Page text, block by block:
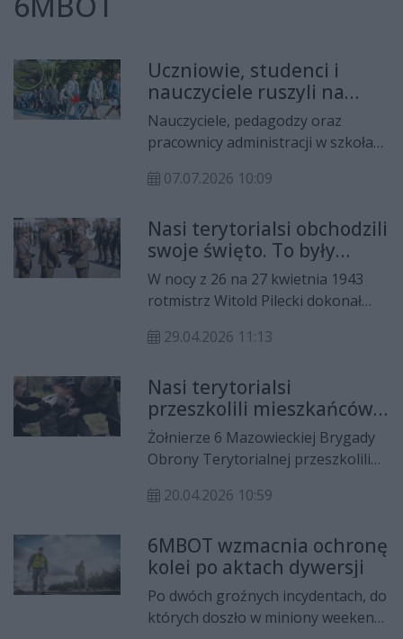
Uczniowie, studenci i
nauczyciele ruszyli na
wojskowy poligon
Nauczyciele, pedagodzy oraz
pracownicy administracji w szkołach
poligon wojskowy. Wszystko za
organizowanego przez 6
Mazowiecką Brygadę Obrony
Terytorialnej.
07.07.2026 10:09
Nasi terytorialsi obchodzili
swoje święto. To były
wyjątkowe obchody
W nocy z 26 na 27 kwietnia 1943
rotmistrz Witold Pilecki dokonał
koncentracyjnego Auschwitz. Na
ustanowione zostało święto 6
Mazowieckiej Brygady Obrony
Terytorialnej. W tym roku
terytorialsi obchodzili swoje święto
w wyjątkowy sposób.
29.04.2026 11:13
Nasi terytorialsi
przeszkolili mieszkańców.
To była ważna i potrzebna
lekcja
Żołnierze 6 Mazowieckiej Brygady
Obrony Terytorialnej przeszkolili
Pilicą. Nasi terytorialsi pokazywali,
są odpowiednia wiedza i
umiejętności. Wszystko za sprawą
kolejnego szkolenia w ramach
programu „wGotowości”.
20.04.2026 10:59
6MBOT wzmacnia ochronę
kolei po aktach dywersji
Po dwóch groźnych incydentach, do
których doszło w miniony weekend